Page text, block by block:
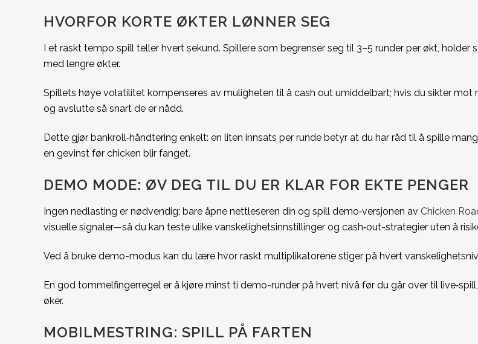
HVORFOR KORTE ØKTER LØNNER SEG
I et raskt tempo spill teller hvert sekund. Spillere som begrenser seg til 3–5 runder per økt,
med lengre økter.
Spillets høye volatilitet kompenseres av muligheten til å cash out umiddelbart; hvis du sikter mot
og avslutte så snart de er nådd.
Dette gjør bankroll‑håndtering enkelt: en liten innsats per runde betyr at du har råd til å spille
en gevinst før chicken blir fanget.
DEMO MODE: ØV DEG TIL DU ER KLAR FOR EKTE PENGER
Ingen nedlasting er nødvendig; bare åpne nettleseren din og spill demo‑versjonen av Chicken
visuelle signaler—så du kan teste ulike vanskelighetsinnstillinger og cash‑out-strategier uten å
Ved å bruke demo-modus kan du lære hvor raskt multiplikatorene stiger på hvert
En god tommelfingerregel er å kjøre minst ti demo-runder på hvert nivå før du går over til
øker.
MOBILMESTRING: SPILL PÅ FARTEN